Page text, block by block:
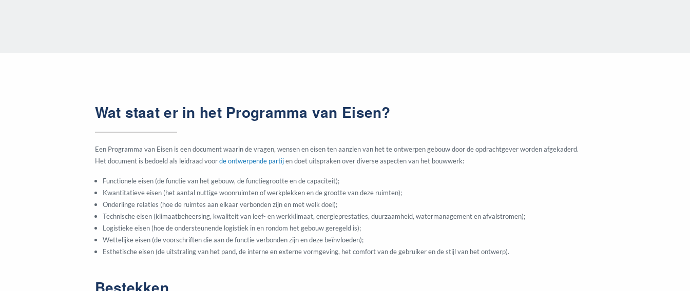
Wat staat er in het Programma van Eisen?
Een Programma van Eisen is een document waarin de vragen, wensen en eisen ten aanzien van het te ontwerpen gebouw door de opdrachtgever worden afgekaderd.
Het document is bedoeld als leidraad voorde ontwerpende partijen doet uitspraken over diverse aspecten van het bouwwerk:
Functionele eisen (de functie van het gebouw, de functiegrootte en de capaciteit);
Kwantitatieve eisen (het aantal nuttige woonruimten of werkplekken en de grootte van deze ruimten);
Onderlinge relaties (hoe de ruimtes aan elkaar verbonden zijn en met welk doel);
Technische eisen (klimaatbeheersing, kwaliteit van leef- en werkklimaat, energieprestaties, duurzaamheid, watermanagement en afvalstromen);
Logistieke eisen (hoe de ondersteunende logistiek in en rondom het gebouw geregeld is);
Wettelijke eisen (de voorschriften die aan de functie verbonden zijn en deze beïnvloeden);
Esthetische eisen (de uitstraling van het pand, de interne en externe vormgeving, het comfort van de gebruiker en de stijl van het ontwerp).